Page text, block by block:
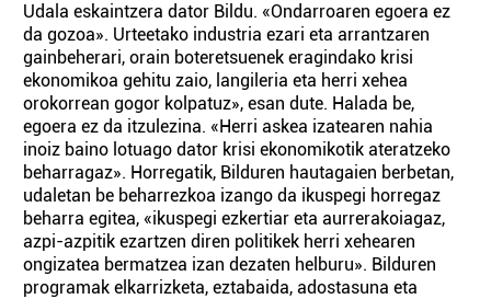
Udala eskaintzera dator Bildu. «Ondarroaren egoera ez
da gozoa». Urteetako industria ezari eta arrantzaren
gainbeherari, orain boteretsuenek eragindako krisi
ekonomikoa gehitu zaio, langileria eta herri xehea
orokorrean gogor kolpatuz», esan dute. Halada be,
egoera ez da itzulezina. «Herri askea izatearen nahia
inoiz baino lotuago dator krisi ekonomikotik ateratzeko
beharragaz». Horregatik, Bilduren hautagaien berbetan,
udaletan be beharrezkoa izango da ikuspegi horregaz
beharra egitea, «ikuspegi ezkertiar eta aurrerakoiagaz,
azpi-azpitik ezartzen diren politikek herri xehearen
ongizatea bermatzea izan dezaten helburu». Bilduren
programak elkarrizketa, eztabaida, adostasuna eta